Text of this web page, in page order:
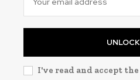
I've read and accept the